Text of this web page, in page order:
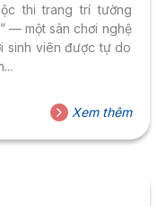
thi trang trí tường
— một sân chơi nghệ
sinh viên được tự do
Xem thêm